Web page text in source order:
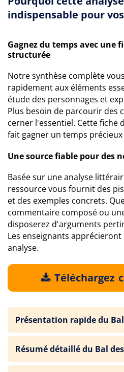
indispensable pour
Gagnez du temps avec une
structurée
Notre synthèse complète
rapidement aux éléments
étude des personnages et
Plus besoin de parcourir des
cerner l'essentiel. Cette fiche
fait gagner un temps
Une source fiable pour des
Basée sur une analyse
ressource vous fournit des
et des exemples concrets.
commentaire composé ou
disposerez d'arguments
Les enseignants
analyse.
Téléchargez
Présentation rapide du
Résumé détaillé du Bal